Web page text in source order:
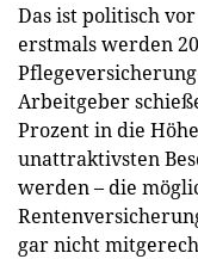
Das ist politisch
erstmals werden
Arbeitgeber
Prozent in die
unattraktivsten
werden – die
gar nicht